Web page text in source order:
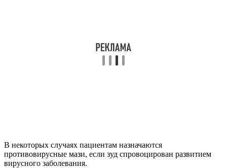
В некоторых случаях пациентам назначаются
противовирусные мази, если зуд спровоцирован развитием
вирусного заболевания.